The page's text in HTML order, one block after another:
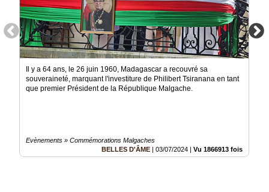
Il y a 64 ans, le 26 juin 1960, Madagascar a recouvré sa
souveraineté, marquant l'investiture de Philibert Tsiranana en tant
que premier Président de la République Malgache.
Evènements » Commémorations Malgaches
BELLES D'ÂME | 03/07/2024 | Vu 1866913 fois